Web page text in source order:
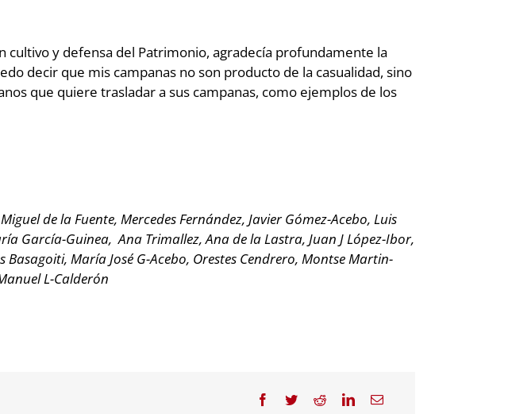
y defensa del Patrimonio, agradecía profundamente la
decir que mis campanas no son producto de la casualidad, sino
que quiere trasladar a sus campanas, como ejemplos de los
de la Fuente, Mercedes Fernández, Javier Gómez-Acebo, Luis
García-Guinea, Ana Trimallez, Ana de la Lastra, Juan J López-Ibor,
María José G-Acebo, Orestes Cendrero, Montse Martin-
L-Calderón
Facebook
TwitterRedditLinkedInCorreo